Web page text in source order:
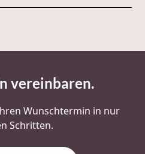
vereinbaren.
Wunschtermin in nur
Schritten.